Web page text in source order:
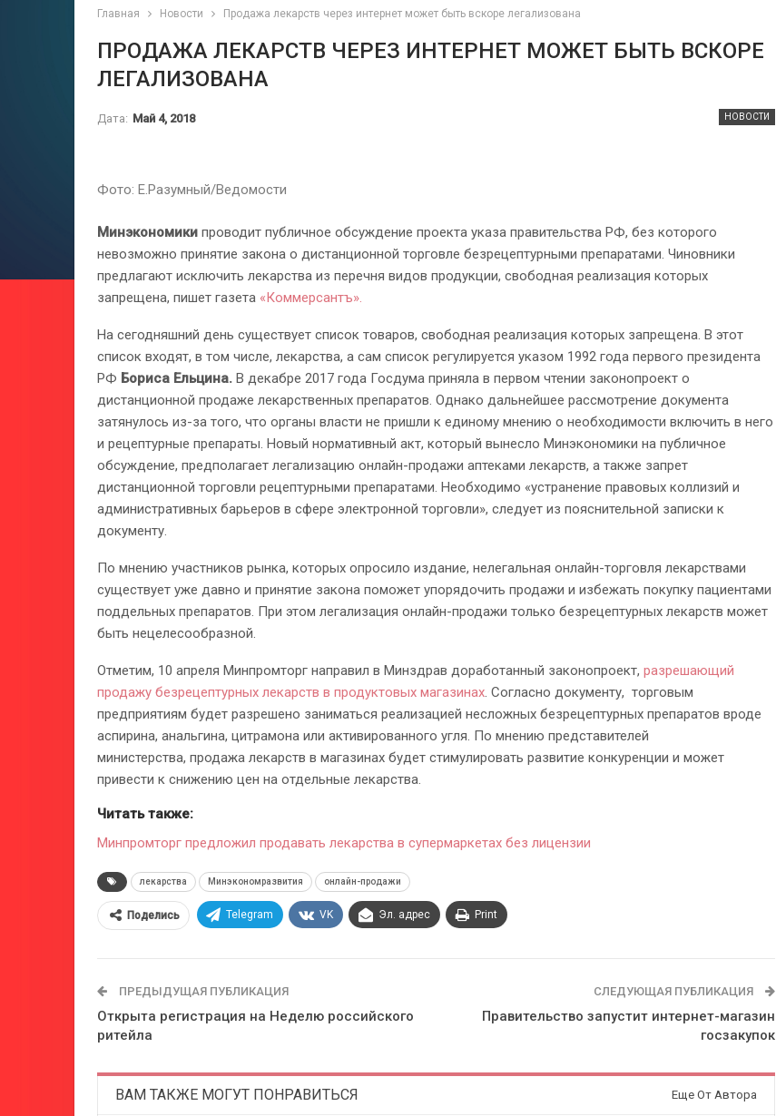
Главная Новости Продажа лекарств через интернет может быть вскоре легализована
ПРОДАЖА ЛЕКАРСТВ ЧЕРЕЗ ИНТЕРНЕТ МОЖЕТ БЫТЬ ВСКОРЕ
ЛЕГАЛИЗОВАНА
НОВОСТИ
Дата: Май 4, 2018
Фото: Е.Разумный/Ведомости
Минэкономики проводит публичное обсуждение проекта указа правительства РФ, без которого
невозможно принятие закона о дистанционной торговле безрецептурными препаратами. Чиновники
предлагают исключить лекарства из перечня видов продукции, свободная реализация которых
запрещена, пишет газета «Коммерсантъ».
На сегодняшний день существует список товаров, свободная реализация которых запрещена. В этот
список входят, в том числе, лекарства, а сам список регулируется указом 1992 года первого президента
РФ Бориса Ельцина. В декабре 2017 года Госдума приняла в первом чтении законопроект о
дистанционной продаже лекарственных препаратов. Однако дальнейшее рассмотрение документа
затянулось из-за того, что органы власти не пришли к единому мнению о необходимости включить в него
и рецептурные препараты. Новый нормативный акт, который вынесло Минэкономики на публичное
обсуждение, предполагает легализацию онлайн-продажи аптеками лекарств, а также запрет
дистанционной торговли рецептурными препаратами. Необходимо «устранение правовых коллизий и
административных барьеров в сфере электронной торговли», следует из пояснительной записки к
документу.
По мнению участников рынка, которых опросило издание, нелегальная онлайн-торговля лекарствами
существует уже давно и принятие закона поможет упорядочить продажи и избежать покупку пациентами
поддельных препаратов. При этом легализация онлайн-продажи только безрецептурных лекарств может
быть нецелесообразной.
Отметим, 10 апреля Минпромторг направил в Минздрав доработанный законопроект, разрешающий
продажу безрецептурных лекарств в продуктовых магазинах. Согласно документу, торговым
предприятиям будет разрешено заниматься реализацией несложных безрецептурных препаратов вроде
аспирина, анальгина, цитрамона или активированного угля. По мнению представителей
министерства, продажа лекарств в магазинах будет стимулировать развитие конкуренции и может
привести к снижению цен на отдельные лекарства.
Читать также:
Минпромторг предложил продавать лекарства в супермаркетах без лицензии
лекарства Минэкономразвития онлайн-продажи
Поделись Telegram VK Эл. адрес Print
ПРЕДЫДУЩАЯ ПУБЛИКАЦИЯ
Открыта регистрация на Неделю российского
ритейла
СЛЕДУЮЩАЯ ПУБЛИКАЦИЯ
Правительство запустит интернет-магазин
госзакупок
ВАМ ТАКЖЕ МОГУТ ПОНРАВИТЬСЯ Еще От Автора